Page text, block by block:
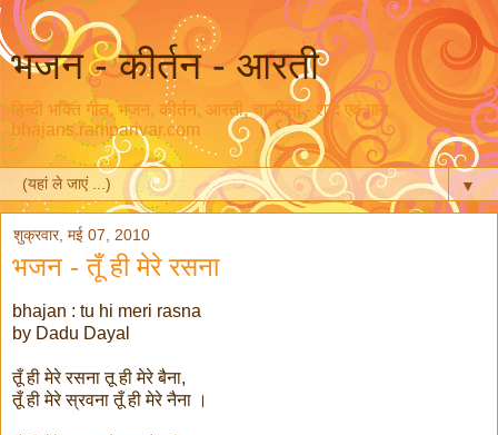
भजन - कीर्तन - आरती
हिन्दी भक्ति गीत, भजन, कीर्तन, आरती, चालीसा - शब्द एवं गान
bhajans.ramparivar.com
▼
शुक्रवार, मई 07, 2010
भजन - तूँ ही मेरे रसना
bhajan : tu hi meri rasna
by Dadu Dayal
तूँ ही मेरे रसना तू ही मेरे बैना,
तूँ ही मेरे स्रवना तूँ ही मेरे नैना ।